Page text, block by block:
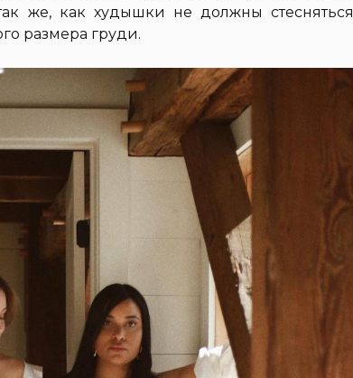
же, как худышки не должны стесняться
размера груди.